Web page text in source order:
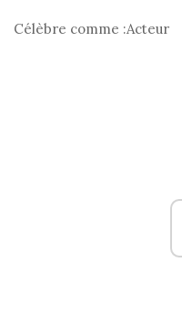
Célèbre comme :Acteur